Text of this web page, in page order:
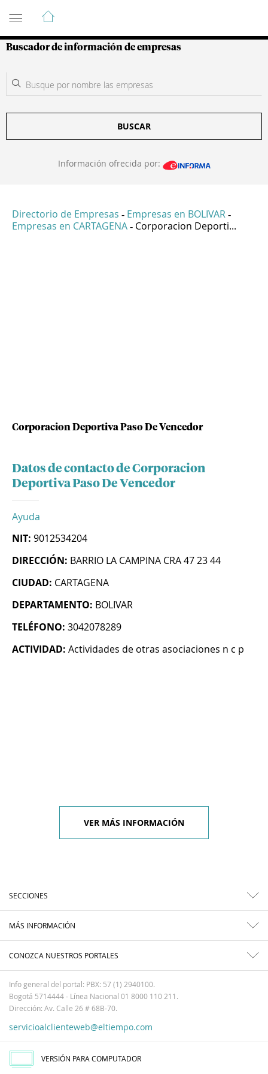
Guía de Empresas Colombianas
Buscador de información de empresas
BUSCAR
Información ofrecida por:
Directorio de Empresas - Empresas en BOLIVAR -
Empresas en CARTAGENA - Corporacion Deporti...
Corporacion Deportiva Paso De Vencedor
Datos de contacto de Corporacion
Deportiva Paso De Vencedor
Ayuda
NIT: 9012534204
DIRECCIÓN: BARRIO LA CAMPINA CRA 47 23 44
CIUDAD: CARTAGENA
DEPARTAMENTO: BOLIVAR
TELÉFONO: 3042078289
ACTIVIDAD: Actividades de otras asociaciones n c p
VER MÁS INFORMACIÓN
SECCIONES
MÁS INFORMACIÓN
CONOZCA NUESTROS PORTALES
Info general del portal: PBX: 57 (1) 2940100.
Bogotá 5714444 - Línea Nacional 01 8000 110 211.
Dirección: Av. Calle 26 # 68B-70.
servicioalclienteweb@eltiempo.com
VERSIÓN PARA COMPUTADOR